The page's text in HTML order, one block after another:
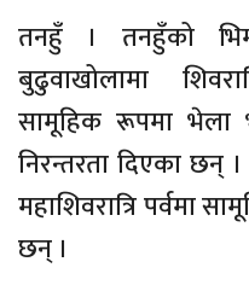
तनहुँ । तनहुँको
बुढुवाखोलामा
सामूहिक रूपमा भेला
निरन्तरता दिएका छन्
महाशिवरात्रि पर्वमा
छन् ।